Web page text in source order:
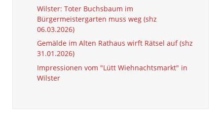
Wilster: Toter Buchsbaum im
Bürgermeistergarten muss weg (shz
06.03.2026)
Gemälde im Alten Rathaus wirft Rätsel auf (shz
31.01.2026)
Impressionen vom "Lütt Wiehnachtsmarkt" in
Wilster